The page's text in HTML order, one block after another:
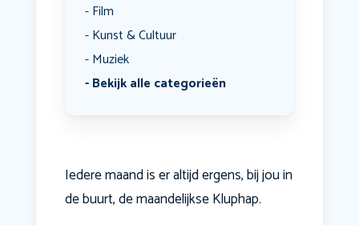
Film
Kunst & Cultuur
Muziek
Bekijk alle categorieën
Iedere maand is er altijd ergens, bij jou in
de buurt, de maandelijkse Kluphap.